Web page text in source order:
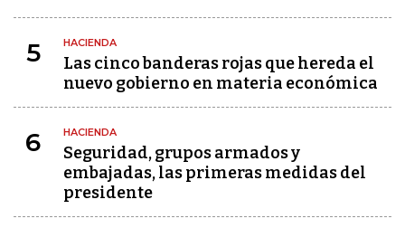
5 HACIENDA
Las cinco banderas rojas que hereda el
nuevo gobierno en materia económica
6 HACIENDA
Seguridad, grupos armados y
embajadas, las primeras medidas del
presidente